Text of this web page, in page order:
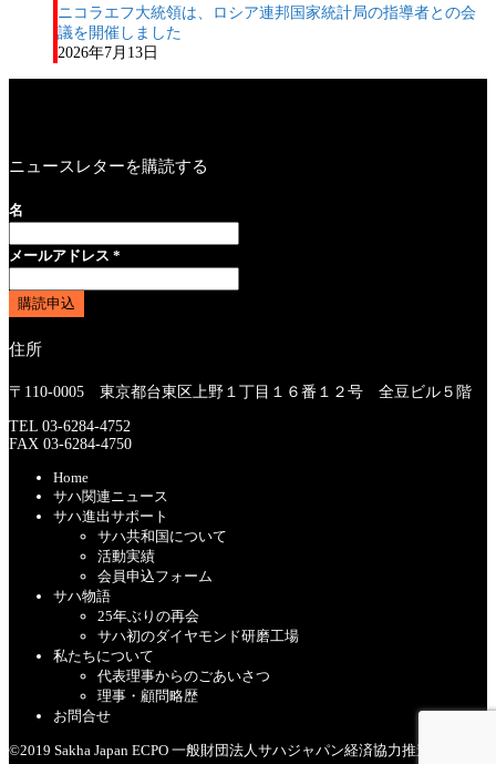
ニコラエフ大統領は、ロシア連邦国家統計局の指導者との会
議を開催しました
2026年7月13日
ニュースレターを購読する
名
メールアドレス *
住所
〒110-0005 東京都台東区上野１丁目１６番１２号 全豆ビル５階
TEL 03-6284-4752
FAX 03-6284-4750
Home
サハ関連ニュース
サハ進出サポート
サハ共和国について
活動実績
会員申込フォーム
サハ物語
25年ぶりの再会
サハ初のダイヤモンド研磨工場
私たちについて
代表理事からのごあいさつ
理事・顧問略歴
お問合せ
©2019 Sakha Japan ECPO 一般財団法人サハジャパン経済協力推進機構